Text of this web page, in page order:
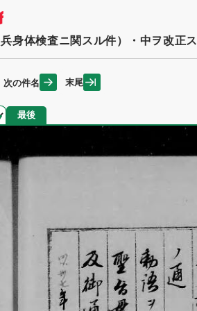
身体検査ニ関スル件）・中ヲ改正ス
次の件名 末尾
最後